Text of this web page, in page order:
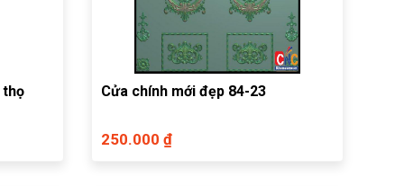
thọ Cửa chính mới đẹp 84-23
250.000 ₫